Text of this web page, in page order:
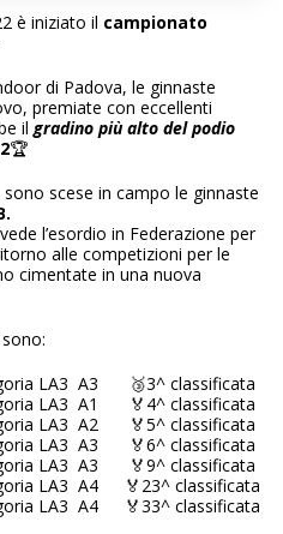
è iniziato il campionato
di Padova, le ginnaste
premiate con eccellenti
ilgradino più alto del podio
🏆
scese in campo le ginnaste
l’esordio in Federazione per
alle competizioni per le
cimentate in una nuova
LA3 A3
🥉3^ classificata
LA3 A1
🏅4^ classificata
LA3 A2
🏅5^ classificata
LA3 A3
🏅6^ classificata
LA3 A3
🏅9^ classificata
LA3 A4
🏅23^ classificata
LA3 A4
🏅33^ classificata